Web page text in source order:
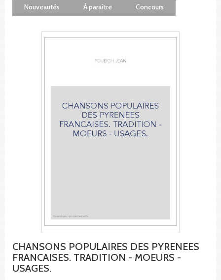
Nouveautés À paraître Concours
CHANSONS POPULAIRES DES PYRENEES
FRANCAISES. TRADITION - MOEURS -
USAGES.